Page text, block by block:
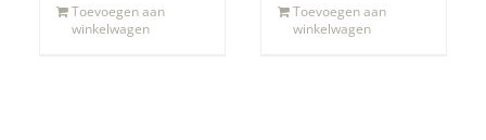
Toevoegen aan
winkelwagen
Toevoegen aan
winkelwagen